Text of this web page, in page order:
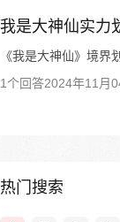
我是大神仙实力
《我是大神仙》境界
1个回答2024年11月
热门搜索